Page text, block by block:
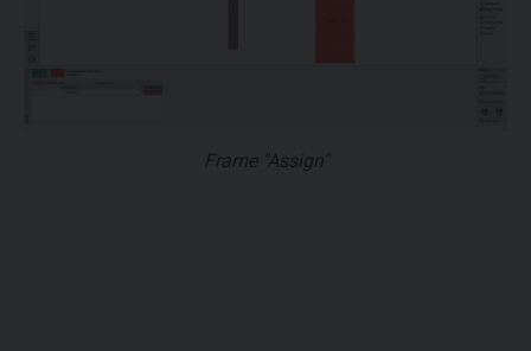
Frame "Assign"